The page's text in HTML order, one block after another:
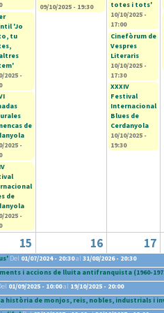
'Jo
tu
2025 -
de
2025 -
de
2025 -
09/10/2025 - 19:30
totes i tots'
10/10/2025 -
17:00
Cinefòrum de
Vespres
Literaris
10/10/2025 -
17:30
XXXIV
Festival
Internacional
Blues de
Cerdanyola
10/10/2025 -
19:30
15 16 17
Del 01/07/2024 - 20:30al 31/08/2026 - 20:30
i accions de lluita antifranquista (1960-
01/09/2025 - 10:00al 19/10/2025 - 20:00
història de monjos, reis, nobles, industrials i